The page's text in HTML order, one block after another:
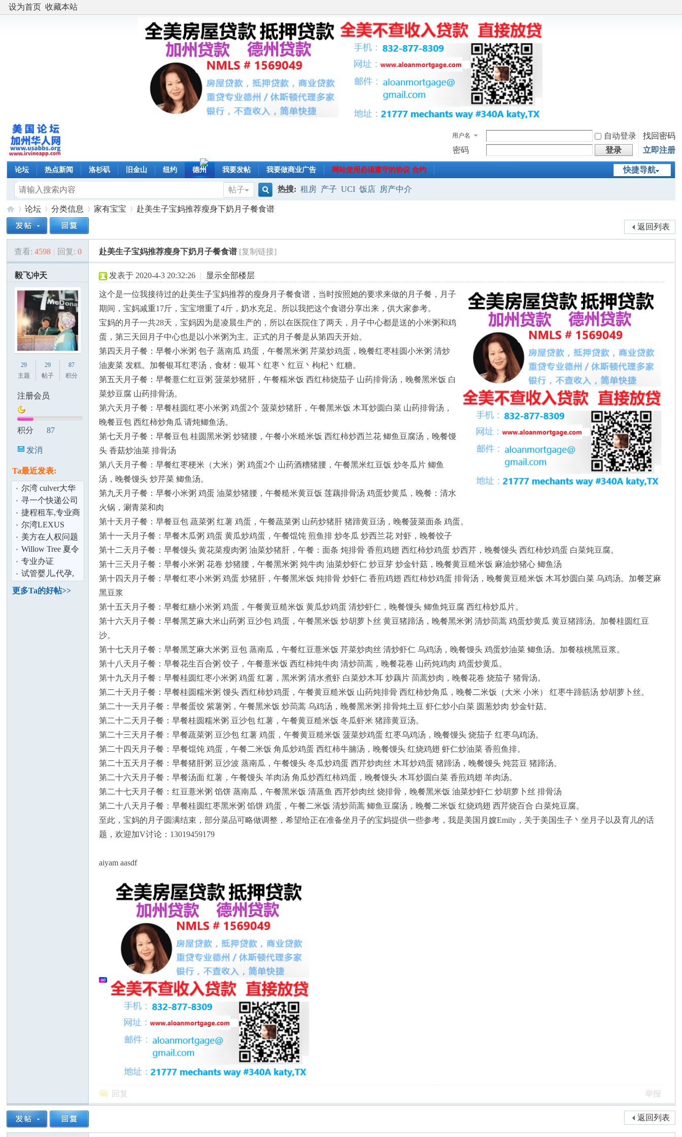
设为首页 收藏本站
用户名 自动登录
找回密码
密码
登录 立即注册
快捷导航
论坛 热点新闻 洛杉矶 旧金山 纽约 德州 我要发帖 我要做商业广告 网站使用必须遵守的协议 合约
帖子
搜
索
热搜: 租房 产子 UCI 饭店 房产中介
美
国
»
论坛
›
分类信息 家有宝宝
›
赴美生子宝妈推荐瘦身下奶月子餐食谱
返回列表
查看: 4598 | 回复: 0 赴美生子宝妈推荐瘦身下奶月子餐食谱 [复制链接]
毅飞冲天
29
主题
29
帖子
87
积分
注册会员
积分 87
发消
Ta最近发表:
尔湾 culver大华
旁 两房
townhouse整租
寻一个快递公司
~！！！~
捷程租车,专业商
业保险,正规经营
尔湾LEXUS
RX350 闲置车出
租4个月,价格便
宜
美方在人权问题
上的双重标准“始
终如一”
Willow Tree 夏令
营 2015
专业办证
试管婴儿,代孕,
赴美生子,选择美
国培恩辅助
更多Ta的好帖>>
发表于 2020-4-3 20:32:26 | 显示全部楼层
这个是一位我接待过的赴美生子宝妈推荐的瘦身月子餐食谱，当时按照她的要求来做的月子餐，月子
期间，宝妈减重17斤，宝宝增重了4斤，奶水充足。所以我把这个食谱分享出来，供大家参考。
宝妈的月子一共28天，宝妈因为是凌晨生产的，所以在医院住了两天，月子中心都是送的小米粥和鸡
蛋，第三天回月子中心也是以小米粥为主。正式的月子餐是从第四天开始。
第四天月子餐：早餐小米粥 包子 蒸南瓜 鸡蛋，午餐黑米粥 芹菜炒鸡蛋，晚餐红枣桂圆小米粥 清炒
油麦菜 发糕。加餐银耳红枣汤，食材：银耳丶红枣丶红豆丶枸杞丶红糖。
第五天月子餐：早餐薏仁红豆粥 菠菜炒猪肝，午餐糯米饭 西红柿烧茄子 山药排骨汤，晚餐黑米饭 白
菜炒豆腐 山药排骨汤。
第六天月子餐：早餐桂圆红枣小米粥 鸡蛋2个 菠菜炒猪肝，午餐黑米饭 木耳炒圆白菜 山药排骨汤，
晚餐豆包 西红柿炒角瓜 请炖鲫鱼汤。
第七天月子餐：早餐豆包 桂圆黑米粥 炒猪腰，午餐小米糙米饭 西红柿炒西兰花 鲫鱼豆腐汤，晚餐馒
头 香菇炒油菜 排骨汤
第八天月子餐：早餐红枣梗米（大米）粥 鸡蛋2个 山药酒糟猪腰，午餐黑米红豆饭 炒冬瓜片 鲫鱼
汤，晚餐馒头 炒芹菜 鲫鱼汤。
第九天月子餐：早餐小米粥 鸡蛋 油菜炒猪腰，午餐糙米黄豆饭 莲藕排骨汤 鸡蛋炒黄瓜，晚餐：清水
火锅，涮青菜和肉
第十天月子餐：早餐豆包 蔬菜粥 红薯 鸡蛋，午餐蔬菜粥 山药炒猪肝 猪蹄黄豆汤，晚餐菠菜面条 鸡蛋。
第十一天月子餐：早餐木瓜粥 鸡蛋 黄瓜炒鸡蛋，午餐馄饨 煎鱼排 炒冬瓜 炒西兰花 对虾，晚餐饺子
第十二天月子餐：早餐馒头 黄花菜瘦肉粥 油菜炒猪肝，午餐：面条 炖排骨 香煎鸡翅 西红柿炒鸡蛋 炒西芹，晚餐馒头 西红柿炒鸡蛋 白菜炖豆腐。
第十三天月子餐：早餐小米粥 花卷 炒猪腰，午餐黑米粥 炖牛肉 油菜炒虾仁 炒豆芽 炒金针菇，晚餐黄豆糙米饭 麻油炒猪心 鲫鱼汤
第十四天月子餐：早餐红枣小米粥 鸡蛋 炒猪肝，午餐黑米饭 炖排骨 炒虾仁 香煎鸡翅 西红柿炒鸡蛋 排骨汤，晚餐黄豆糙米饭 木耳炒圆白菜 乌鸡汤。加餐芝麻
黑豆浆
第十五天月子餐：早餐红糖小米粥 鸡蛋，午餐黄豆糙米饭 黄瓜炒鸡蛋 清炒虾仁，晚餐馒头 鲫鱼炖豆腐 西红柿炒瓜片。
第十六天月子餐：早餐黑芝麻大米山药粥 豆沙包 鸡蛋，午餐黑米饭 炒胡萝卜丝 黄豆猪蹄汤，晚餐黑米粥 清炒茼蒿 鸡蛋炒黄瓜 黄豆猪蹄汤。加餐桂圆红豆
沙。
第十七天月子餐：早餐黑芝麻大米粥 豆包 蒸南瓜，午餐红豆薏米饭 芹菜炒肉丝 清炒虾仁 乌鸡汤，晚餐馒头 鸡蛋炒油菜 鲫鱼汤。加餐核桃黑豆浆。
第十八天月子餐：早餐花生百合粥 饺子，午餐薏米饭 西红柿炖牛肉 清炒茼蒿，晚餐花卷 山药炖鸡肉 鸡蛋炒黄瓜。
第十九天月子餐：早餐桂圆红枣小米粥 鸡蛋 红薯，黑米粥 清水煮虾 白菜炒木耳 炒藕片 茼蒿炒肉，晚餐花卷 烧茄子 猪骨汤。
第二十天月子餐：早餐桂圆糯米粥 馒头 西红柿炒鸡蛋，午餐黄豆糙米饭 山药炖排骨 西红柿炒角瓜，晚餐二米饭（大米 小米） 红枣牛蹄筋汤 炒胡萝卜丝。
第二十一天月子餐：早餐蛋饺 紫薯粥，午餐黑米饭 炒茼蒿 乌鸡汤，晚餐黑米粥 排骨炖土豆 虾仁炒小白菜 圆葱炒肉 炒金针菇。
第二十二天月子餐：早餐桂圆糯米粥 豆沙包 红薯，午餐黄豆糙米饭 冬瓜虾米 猪蹄黄豆汤。
第二十三天月子餐：早餐蔬菜粥 豆沙包 红薯 鸡蛋，午餐黄豆糙米饭 菠菜炒鸡蛋 红枣乌鸡汤，晚餐馒头 烧茄子 红枣乌鸡汤。
第二十四天月子餐：早餐馄饨 鸡蛋，午餐二米饭 角瓜炒鸡蛋 西红柿牛腩汤，晚餐馒头 红烧鸡翅 虾仁炒油菜 香煎鱼排。
第二十五天月子餐：早餐猪肝粥 豆沙波 蒸南瓜，午餐馒头 冬瓜炒鸡蛋 西芹炒肉丝 木耳炒鸡蛋 猪蹄汤，晚餐馒头 炖芸豆 猪蹄汤。
第二十六天月子餐：早餐汤面 红薯，午餐馒头 羊肉汤 角瓜炒西红柿鸡蛋，晚餐馒头 木耳炒圆白菜 香煎鸡翅 羊肉汤。
第二十七天月子餐：红豆薏米粥 馅饼 蒸南瓜，午餐黑米饭 清蒸鱼 西芹炒肉丝 烧排骨，晚餐黑米饭 油菜炒虾仁 炒胡萝卜丝 排骨汤
第二十八天月子餐：早餐桂圆红枣黑米粥 馅饼 鸡蛋，午餐二米饭 清炒茼蒿 鲫鱼豆腐汤，晚餐二米饭 红烧鸡翅 西芹烧百合 白菜炖豆腐。
至此，宝妈的月子圆满结束，部分菜品可略做调整，希望给正在准备坐月子的宝妈提供一些参考，我是美国月嫂Emily，关于美国生子丶坐月子以及育儿的话
题，欢迎加V讨论：13019459179
aiyam aasdf
回复 举报
返回列表